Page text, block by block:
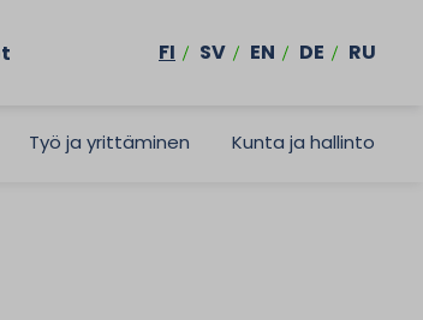
FI SV EN DE RU
Työ ja yrittäminen Kunta ja hallinto